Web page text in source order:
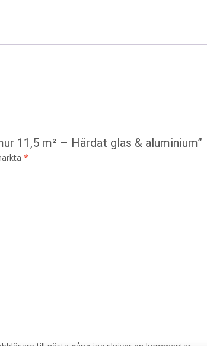
11,5 m² – Härdat glas & aluminium”
*
till nästa gång jag skriver en kommentar.